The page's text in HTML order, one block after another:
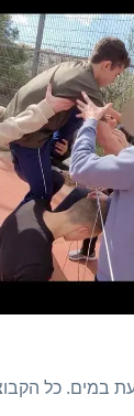
במים. כל